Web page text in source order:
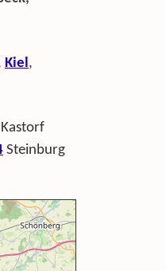
Kiel ,
Kastorf
Steinburg